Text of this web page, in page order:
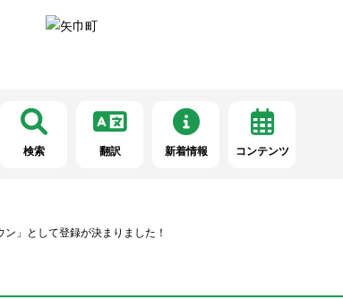
検索 翻訳 新着情報 コンテンツ
」として登録が決まりました！